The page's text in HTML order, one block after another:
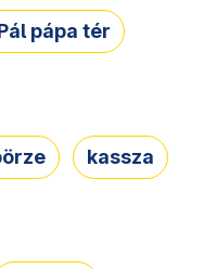
pápa tér
kassza